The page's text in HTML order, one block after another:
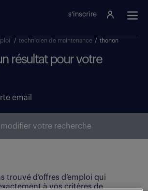
s'inscrire
/ technicien de maintenance / thonon
résultat pour votre
email
modifier votre recherche
trouvé d’offres d’emploi qui
à vos critères de